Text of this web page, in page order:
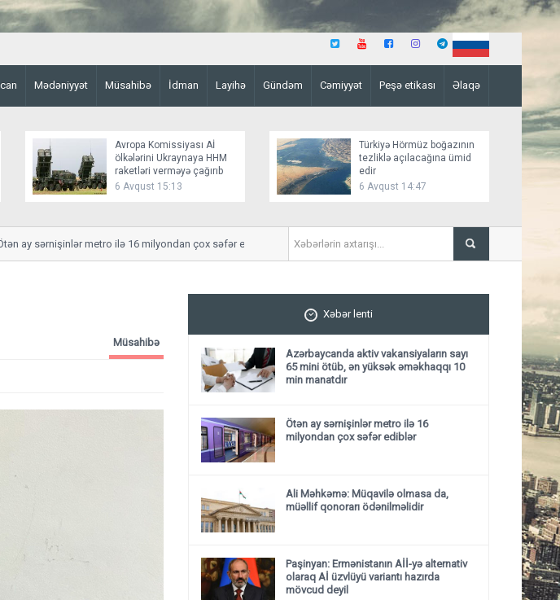
Mədəniyyət Müsahibə İdman Layihə Gündəm Cəmiyyət Peşə etikası Əlaqə
Avropa Komissiyası Aİ
ölkələrini Ukraynaya HHM
raketləri verməyə çağırıb
6 Avqust 15:13
Türkiyə Hörmüz boğazının
tezliklə açılacağına ümid
edir
6 Avqust 14:47
sərnişinlər metro ilə 16 milyondan çox səfər ediblər Ali Məhkəmə: Müqavilə
Müsahibə
Xəbər lenti
Azərbaycanda aktiv vakansiyaların sayı
65 mini ötüb, ən yüksək əməkhaqqı 10
min manatdır
Ötən ay sərnişinlər metro ilə 16
milyondan çox səfər ediblər
Ali Məhkəmə: Müqavilə olmasa da,
müəllif qonorarı ödənilməlidir
Paşinyan: Ermənistanın Aİİ-yə alternativ
olaraq Aİ üzvlüyü variantı hazırda
mövcud deyil